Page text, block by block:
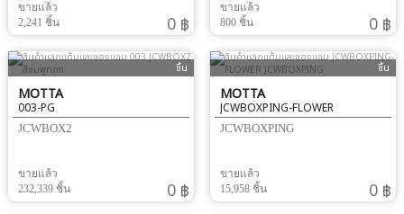
ขายแล้ว
2,241 ชิ้น
0 ฿
ขายแล้ว
800 ชิ้น
0 ฿
ชิ้น
MOTTA
003-PG
JCWBOX2
ขายแล้ว
232,339 ชิ้น
0 ฿
ชิ้น
MOTTA
JCWBOXPING-FLOWER
JCWBOXPING
ขายแล้ว
15,958 ชิ้น
0 ฿